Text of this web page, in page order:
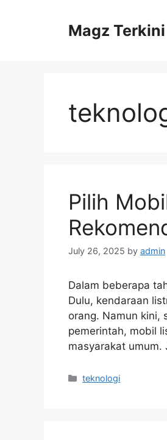
Magz Terkini
Pilih
July 26, 2025 by admin
Dalam beberapa
Dulu, kendaraan
orang. Namun kini,
pemerintah, mobil
masyarakat
Categories
teknologi